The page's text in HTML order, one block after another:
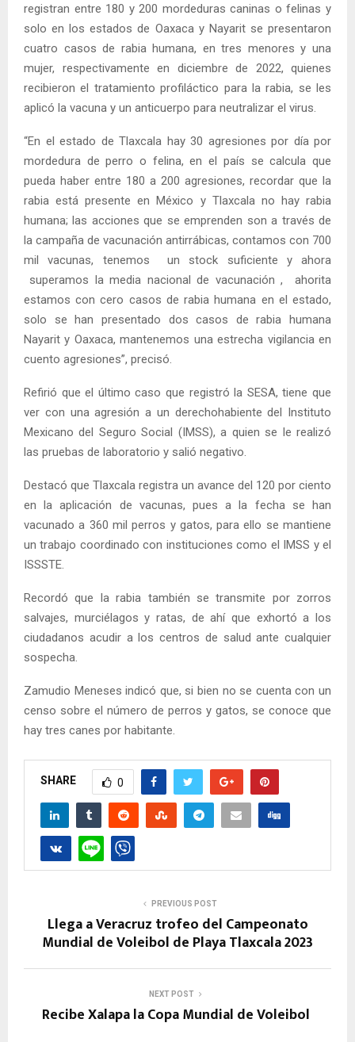
registran entre 180 y 200 mordeduras caninas o felinas y
solo en los estados de Oaxaca y Nayarit se presentaron
cuatro casos de rabia humana, en tres menores y una
mujer, respectivamente en diciembre de 2022, quienes
recibieron el tratamiento profiláctico para la rabia, se les
aplicó la vacuna y un anticuerpo para neutralizar el virus.
“En el estado de Tlaxcala hay 30 agresiones por día por
mordedura de perro o felina, en el país se calcula que
pueda haber entre 180 a 200 agresiones, recordar que la
rabia está presente en México y Tlaxcala no hay rabia
humana; las acciones que se emprenden son a través de
la campaña de vacunación antirrábicas, contamos con 700
mil vacunas, tenemos un stock suficiente y ahora
superamos la media nacional de vacunación , ahorita
estamos con cero casos de rabia humana en el estado,
solo se han presentado dos casos de rabia humana
Nayarit y Oaxaca, mantenemos una estrecha vigilancia en
cuento agresiones”, precisó.
Refirió que el último caso que registró la SESA, tiene que
ver con una agresión a un derechohabiente del Instituto
Mexicano del Seguro Social (IMSS), a quien se le realizó
las pruebas de laboratorio y salió negativo.
Destacó que Tlaxcala registra un avance del 120 por ciento
en la aplicación de vacunas, pues a la fecha se han
vacunado a 360 mil perros y gatos, para ello se mantiene
un trabajo coordinado con instituciones como el IMSS y el
ISSSTE.
Recordó que la rabia también se transmite por zorros
salvajes, murciélagos y ratas, de ahí que exhortó a los
ciudadanos acudir a los centros de salud ante cualquier
sospecha.
Zamudio Meneses indicó que, si bien no se cuenta con un
censo sobre el número de perros y gatos, se conoce que
hay tres canes por habitante.
SHARE 0
PREVIOUS POST
Llega a Veracruz trofeo del Campeonato
Mundial de Voleibol de Playa Tlaxcala 2023
NEXT POST
Recibe Xalapa la Copa Mundial de Voleibol